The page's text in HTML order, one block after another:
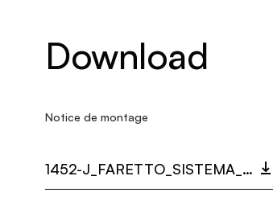
Download
Notice de montage
1452-J_FARETTO_SISTEMA_U_PARETE_MULTI_LANGUAGE_9431_INST.PDF